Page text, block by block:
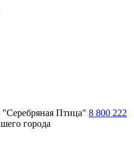
Птица" 8 800 222
города